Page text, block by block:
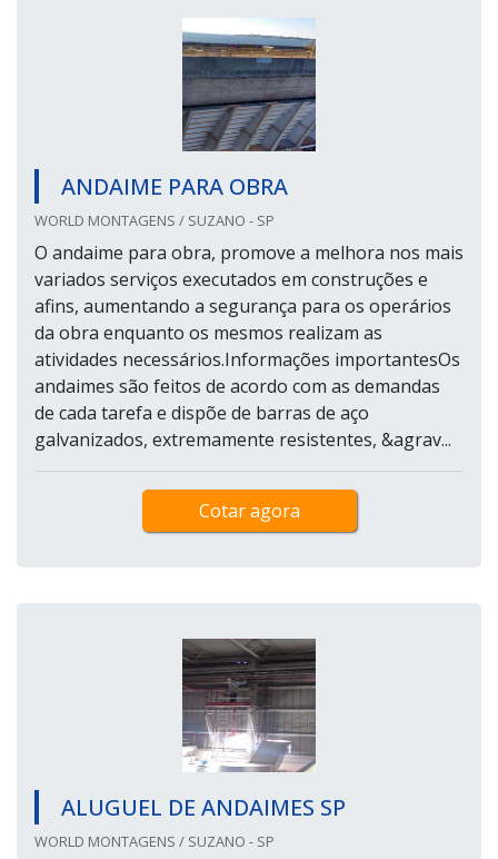
ANDAIME PARA OBRA
WORLD MONTAGENS / SUZANO - SP
O andaime para obra, promove a melhora nos mais
variados serviços executados em construções e
afins, aumentando a segurança para os operários
da obra enquanto os mesmos realizam as
atividades necessários.Informações importantesOs
andaimes são feitos de acordo com as demandas
de cada tarefa e dispõe de barras de aço
galvanizados, extremamente resistentes, &agrav...
Cotar agora
ALUGUEL DE ANDAIMES SP
WORLD MONTAGENS / SUZANO - SP